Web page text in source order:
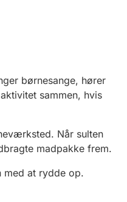
børnesange, hører
sammen, hvis
Når sulten
madpakke frem.
med at rydde op.